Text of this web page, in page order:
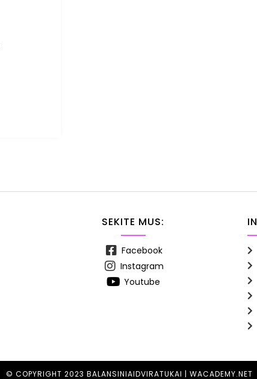
SEKITE MUS:
Facebook
Instagram
Youtube
© COPYRIGHT 2023 BALANSINIAIDVIRATUKAI | WACADEMY.NET